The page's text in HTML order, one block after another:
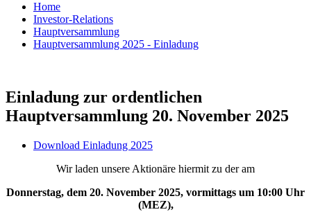
Home
Investor-Relations
Hauptversammlung
Hauptversammlung 2025 - Einladung
Einladung zur ordentlichen
Hauptversammlung 20. November 2025
Download Einladung 2025
Wir laden unsere Aktionäre hiermit zu der am
Donnerstag, dem 20. November 2025, vormittags um 10:00 Uhr
(MEZ),